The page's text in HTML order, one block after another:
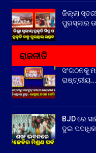
ଜିଲ୍ଲା
ପୁରସ୍କାର
ରାଜନୀତି
ସଂଗଠନକୁ
ରାଷ୍ଟ୍ରୀୟ…
BJD ରେ
ଦୁଇ